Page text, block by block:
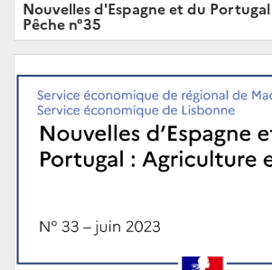
Nouvelles d'Espagne et du
Pêche n°35